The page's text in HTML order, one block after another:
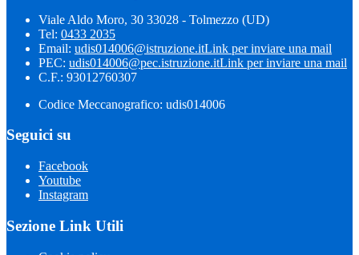
Viale Aldo Moro, 30 33028 - Tolmezzo (UD)
Tel: 0433 2035
Email: udis014006@istruzione.itLink per inviare una mail
PEC: udis014006@pec.istruzione.itLink per inviare una mail
C.F.: 93012760307
Codice Meccanografico: udis014006
Seguici su
Facebook
Youtube
Instagram
Sezione Link Utili